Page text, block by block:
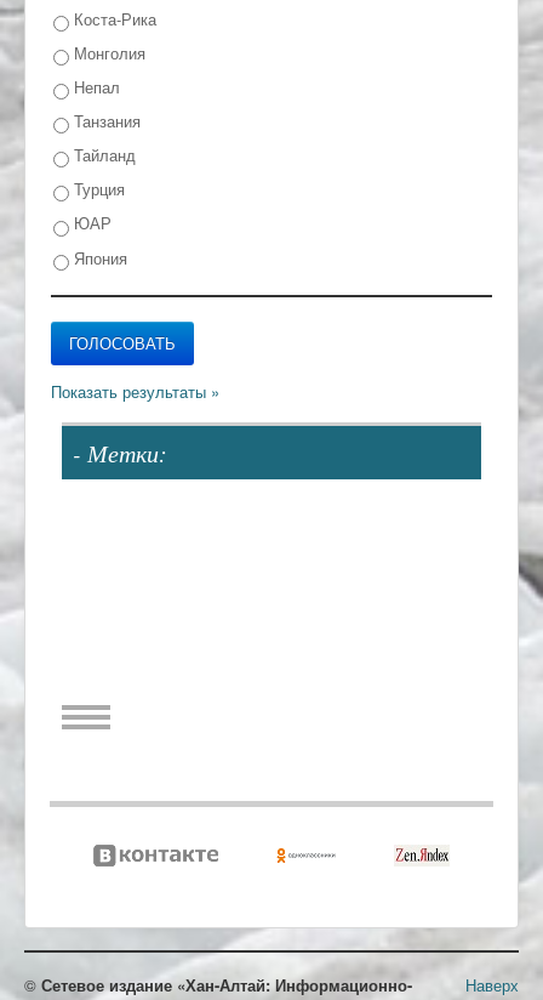
Коста-Рика
Монголия
Непал
Танзания
Тайланд
Турция
ЮАР
Япония
- Метки:
Наверх
© Сетевое издание «Хан-Алтай: Информационно-